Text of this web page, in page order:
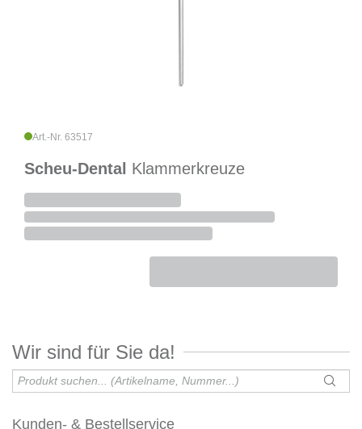
Art.-Nr. 63517
Scheu-Dental Klammerkreuze
Wir sind für Sie da!
Kunden- & Bestellservice